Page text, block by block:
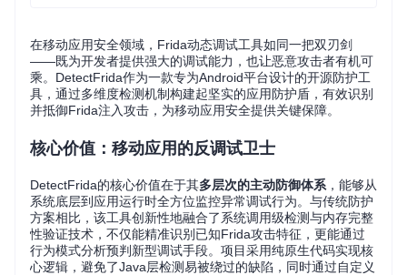
在移动应用安全领域，Frida动态调试工具如同一把双刃剑
——既为开发者提供强大的调试能力，也让恶意攻击者有机可
乘。DetectFrida作为一款专为Android平台设计的开源防护工
具，通过多维度检测机制构建起坚实的应用防护盾，有效识别
并抵御Frida注入攻击，为移动应用安全提供关键保障。
核心价值：移动应用的反调试卫士
DetectFrida的核心价值在于其多层次的主动防御体系 ，能够从
系统底层到应用运行时全方位监控异常调试行为。与传统防护
方案相比，该工具创新性地融合了系统调用级检测与内存完整
性验证技术，不仅能精准识别已知Frida攻击特征，更能通过
行为模式分析预判新型调试手段。项目采用纯原生代码实现核
心逻辑，避免了Java层检测易被绕过的缺陷，同时通过自定义